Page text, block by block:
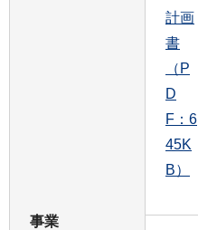
事業
計画
書
（P
D
F：6
45K
B）